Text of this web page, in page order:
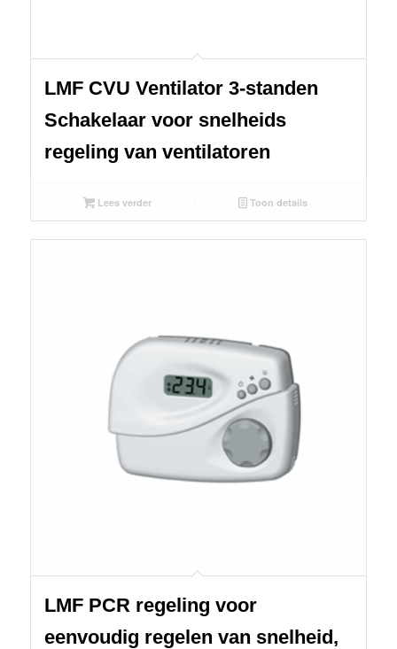
LMF CVU Ventilator 3-standen
Schakelaar voor snelheids
regeling van ventilatoren
Lees verder Toon details
LMF PCR regeling voor
eenvoudig regelen van snelheid,